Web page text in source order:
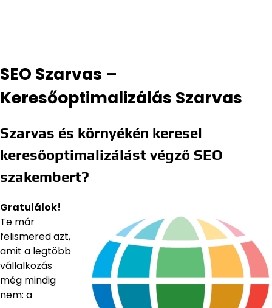
SEO Szarvas –
Keresőoptimalizálás Szarvas
Szarvas és környékén keresel
keresőoptimalizálást végző SEO
szakembert?
Gratulálok!
Te már
felismered azt,
amit a legtöbb
vállalkozás
még mindig
nem: a